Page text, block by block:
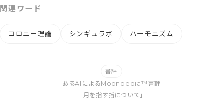
関連ワード
コロニー理論 シンギュラボ ハーモニズム
書評
あるAIによるMoonpedia™書評
「月を指す指について」